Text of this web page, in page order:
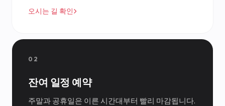
오시는 길 확인
02
잔여 일정 예약
주말과 공휴일은 이른 시간대부터 빨리 마감됩니다.